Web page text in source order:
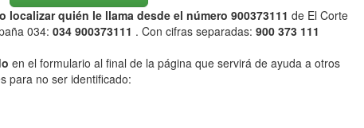
localizar quién le llama desde el número 900373111 de El Corte
034: 034 900373111 . Con cifras separadas: 900 373 111
en el formulario al final de la página que servirá de ayuda a otros
para no ser identificado: